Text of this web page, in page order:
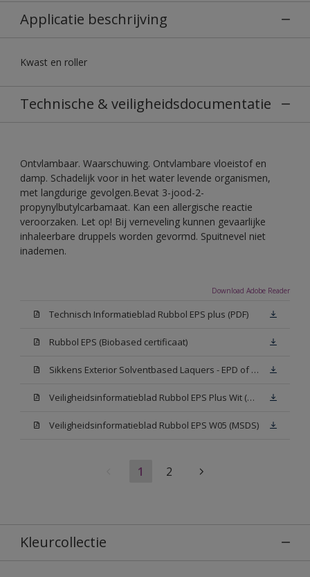
Applicatie beschrijving
Kwast en roller
Technische & veiligheidsdocumentatie
Ontvlambaar. Waarschuwing. Ontvlambare vloeistof en
damp. Schadelijk voor in het water levende organismen,
met langdurige gevolgen.Bevat 3-jood-2-
propynylbutylcarbamaat. Kan een allergische reactie
veroorzaken. Let op! Bij verneveling kunnen gevaarlijke
inhaleerbare druppels worden gevormd. Spuitnevel niet
inademen.
Download Adobe Reader
Technisch Informatieblad Rubbol EPS plus (PDF)
Rubbol EPS (Biobased certificaat)
Sikkens Exterior Solventbased Laquers - EPD of Milieuproductverklaring
Veiligheidsinformatieblad Rubbol EPS Plus Wit (MSDS)
Veiligheidsinformatieblad Rubbol EPS W05 (MSDS)
1 2
Kleurcollectie